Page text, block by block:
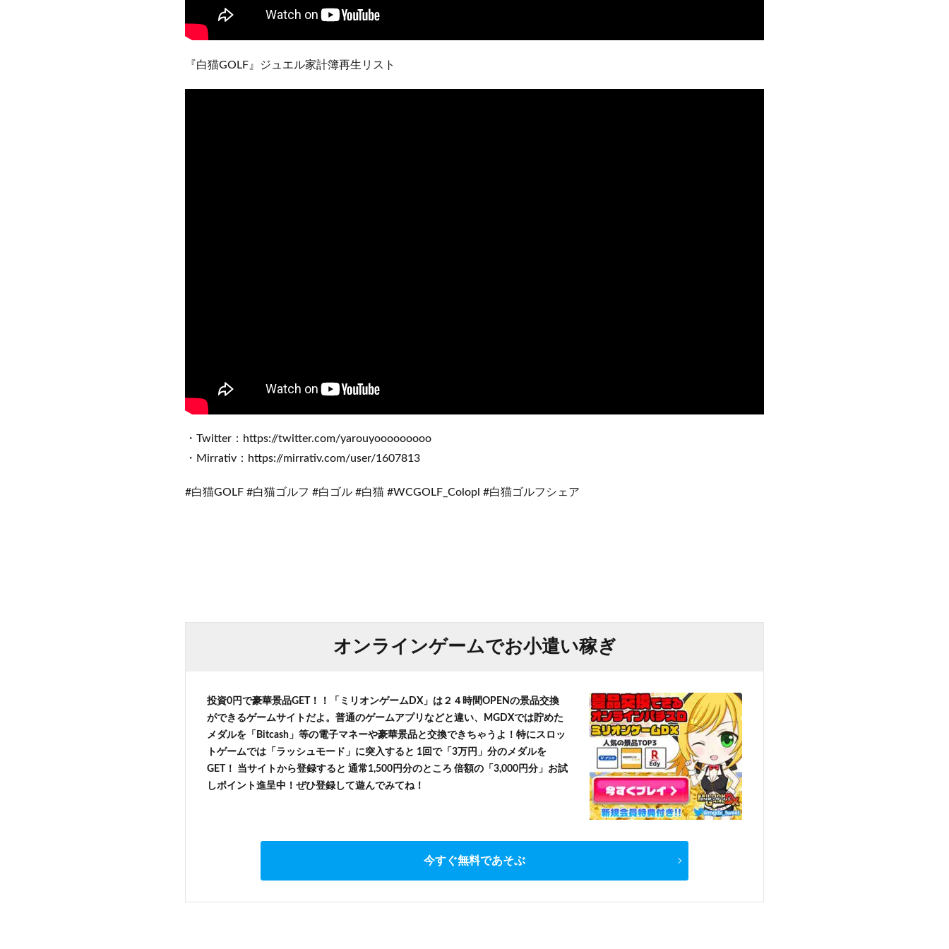
『白猫GOLF』ジュエル家計簿再生リスト
・Twitter：https://twitter.com/yarouyooooooooo
・Mirrativ：https://mirrativ.com/user/1607813
#白猫GOLF #白猫ゴルフ #白ゴル #白猫 #WCGOLF_Colopl #白猫ゴルフシェア
オンラインゲームでお小遣い稼ぎ
投資0円で豪華景品GET！！「ミリオンゲームDX」は２４時間OPENの景品交換
ができるゲームサイトだよ。普通のゲームアプリなどと違い、MGDXでは貯めた
メダルを「Bitcash」等の電子マネーや豪華景品と交換できちゃうよ！特にスロッ
トゲームでは「ラッシュモード」に突入すると 1回で「3万円」分のメダルを
GET！ 当サイトから登録すると 通常1,500円分のところ 倍額の「3,000円分」お試
しポイント進呈中！ぜひ登録して遊んでみてね！
今すぐ無料であそぶ